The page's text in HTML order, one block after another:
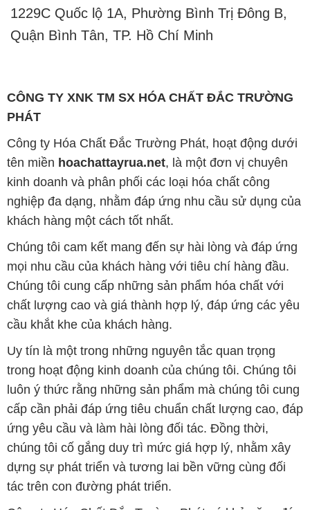
CÔNG TY XNK TM SX HÓA CHẤT ĐẮC TRƯỜNG
PHÁT
kinh doanh và phân phối các loại hóa chất công
nghiệp đa dạng, nhằm đáp ứng nhu cầu sử dụng của
khách hàng một cách tốt nhất.
Chúng tôi cam kết mang đến sự hài lòng và đáp ứng
mọi nhu cầu của khách hàng với tiêu chí hàng đầu.
Chúng tôi cung cấp những sản phẩm hóa chất với
chất lượng cao và giá thành hợp lý, đáp ứng các yêu
cầu khắt khe của khách hàng.
Uy tín là một trong những nguyên tắc quan trọng
trong hoạt động kinh doanh của chúng tôi. Chúng tôi
luôn ý thức rằng những sản phẩm mà chúng tôi cung
cấp cần phải đáp ứng tiêu chuẩn chất lượng cao, đáp
ứng yêu cầu và làm hài lòng đối tác. Đồng thời,
chúng tôi cố gắng duy trì mức giá hợp lý, nhằm xây
dựng sự phát triển và tương lai bền vững cùng đối
tác trên con đường phát triển.
Công ty Hóa Chất Đắc Trường Phát có khả năng đáp
ứng đa dạng các nhu cầu về hóa chất, phục vụ cho
tất cả các ngành nghề và lĩnh vực sản xuất tại TP. Hồ
Chí Minh. Sứ mệnh của chúng tôi là cung cấp và
phân phối những sản phẩm hóa chất đáng tin cậy,